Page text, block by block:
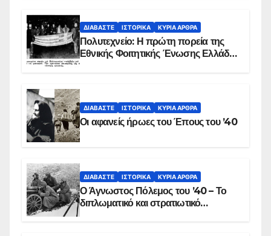
ΔΙΑΒΆΣΤΕ ΙΣΤΟΡΙΚΆ ΚΥΡΙΑ ΑΡΘΡΑ
Πολυτεχνείο: Η πρώτη πορεία της
Εθνικής Φοιτητικής Ένωσης Ελλάδος
ΔΙΑΒΆΣΤΕ ΙΣΤΟΡΙΚΆ ΚΥΡΙΑ ΑΡΘΡΑ
Οι αφανείς ήρωες του Έπους του ’40
ΔΙΑΒΆΣΤΕ ΙΣΤΟΡΙΚΆ ΚΥΡΙΑ ΑΡΘΡΑ
Ο Άγνωστος Πόλεμος του ’40 – Το
διπλωματικό και στρατιωτικό